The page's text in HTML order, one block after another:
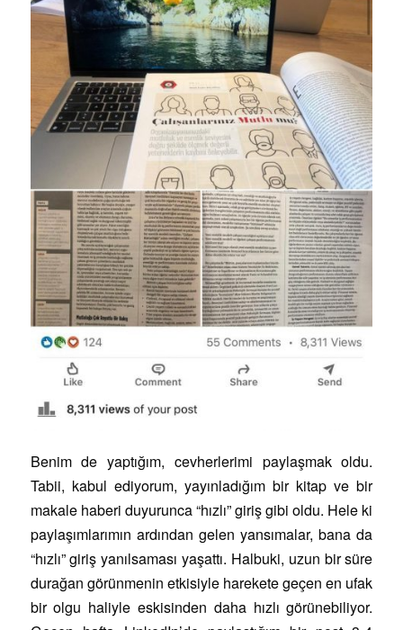
Benim de yaptığım, cevherlerimi paylaşmak oldu.
Tabii, kabul ediyorum, yayınladığım bir kitap ve bir
makale haberi duyurunca “hızlı” giriş gibi oldu. Hele ki
paylaşımlarımın ardından gelen yansımalar, bana da
“hızlı” giriş yanılsaması yaşattı. Halbuki, uzun bir süre
durağan görünmenin etkisiyle harekete geçen en ufak
bir olgu haliyle eskisinden daha hızlı görünebiliyor.